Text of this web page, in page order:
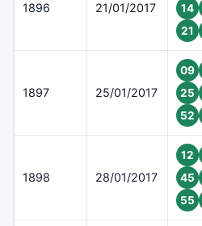
1896 21/01/2017
14
21
1897 25/01/2017
09
25
52
1898 28/01/2017
12
45
55